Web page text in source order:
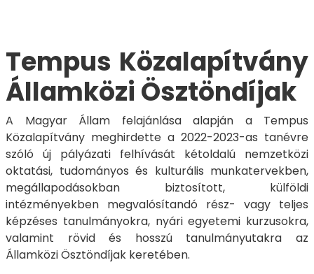
Tempus Közalapítvány
Államközi Ösztöndíjak
A Magyar Állam felajánlása alapján a Tempus
Közalapítvány meghirdette a 2022-2023-as tanévre
szóló új pályázati felhívását kétoldalú nemzetközi
oktatási, tudományos és kulturális munkatervekben,
megállapodásokban biztosított, külföldi
intézményekben megvalósítandó rész- vagy teljes
képzéses tanulmányokra, nyári egyetemi kurzusokra,
valamint rövid és hosszú tanulmányutakra az
Államközi Ösztöndíjak keretében.